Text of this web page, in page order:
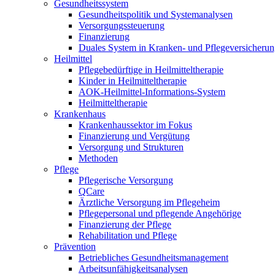
Gesundheitssystem
Gesundheitspolitik und Systemanalysen
Versorgungssteuerung
Finanzierung
Duales System in Kranken- und
Heilmittel
Pflegebedürftige in Heilmitteltherapie
Kinder in Heilmitteltherapie
AOK-Heilmittel-Informations-System
Heilmitteltherapie
Krankenhaus
Krankenhaussektor im Fokus
Finanzierung und Vergütung
Versorgung und Strukturen
Methoden
Pflege
Pflegerische Versorgung
QCare
Ärztliche Versorgung im Pflegeheim
Pflegepersonal und pflegende Angehörige
Finanzierung der Pflege
Rehabilitation und Pflege
Prävention
Betriebliches Gesundheitsmanagement
Arbeitsunfähigkeitsanalysen